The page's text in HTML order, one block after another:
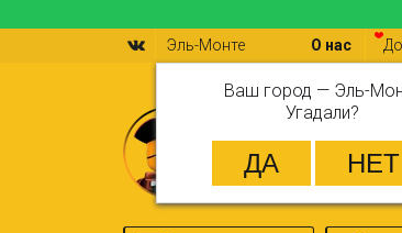
Эль-Монте
Ваш город — Эль-
Угадали?
О нас